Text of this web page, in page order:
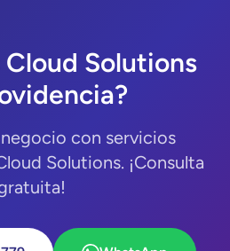
Solutions
con servicios
Solutions. ¡Consulta